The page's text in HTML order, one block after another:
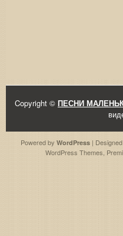
Copyright © ПЕСНИ
Powered by WordPress |
WordPress Themes